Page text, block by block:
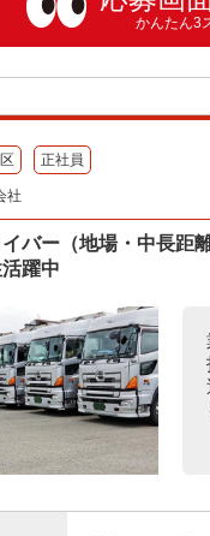
かんたん3
正社員
社
バー（地場・中長距
躍中